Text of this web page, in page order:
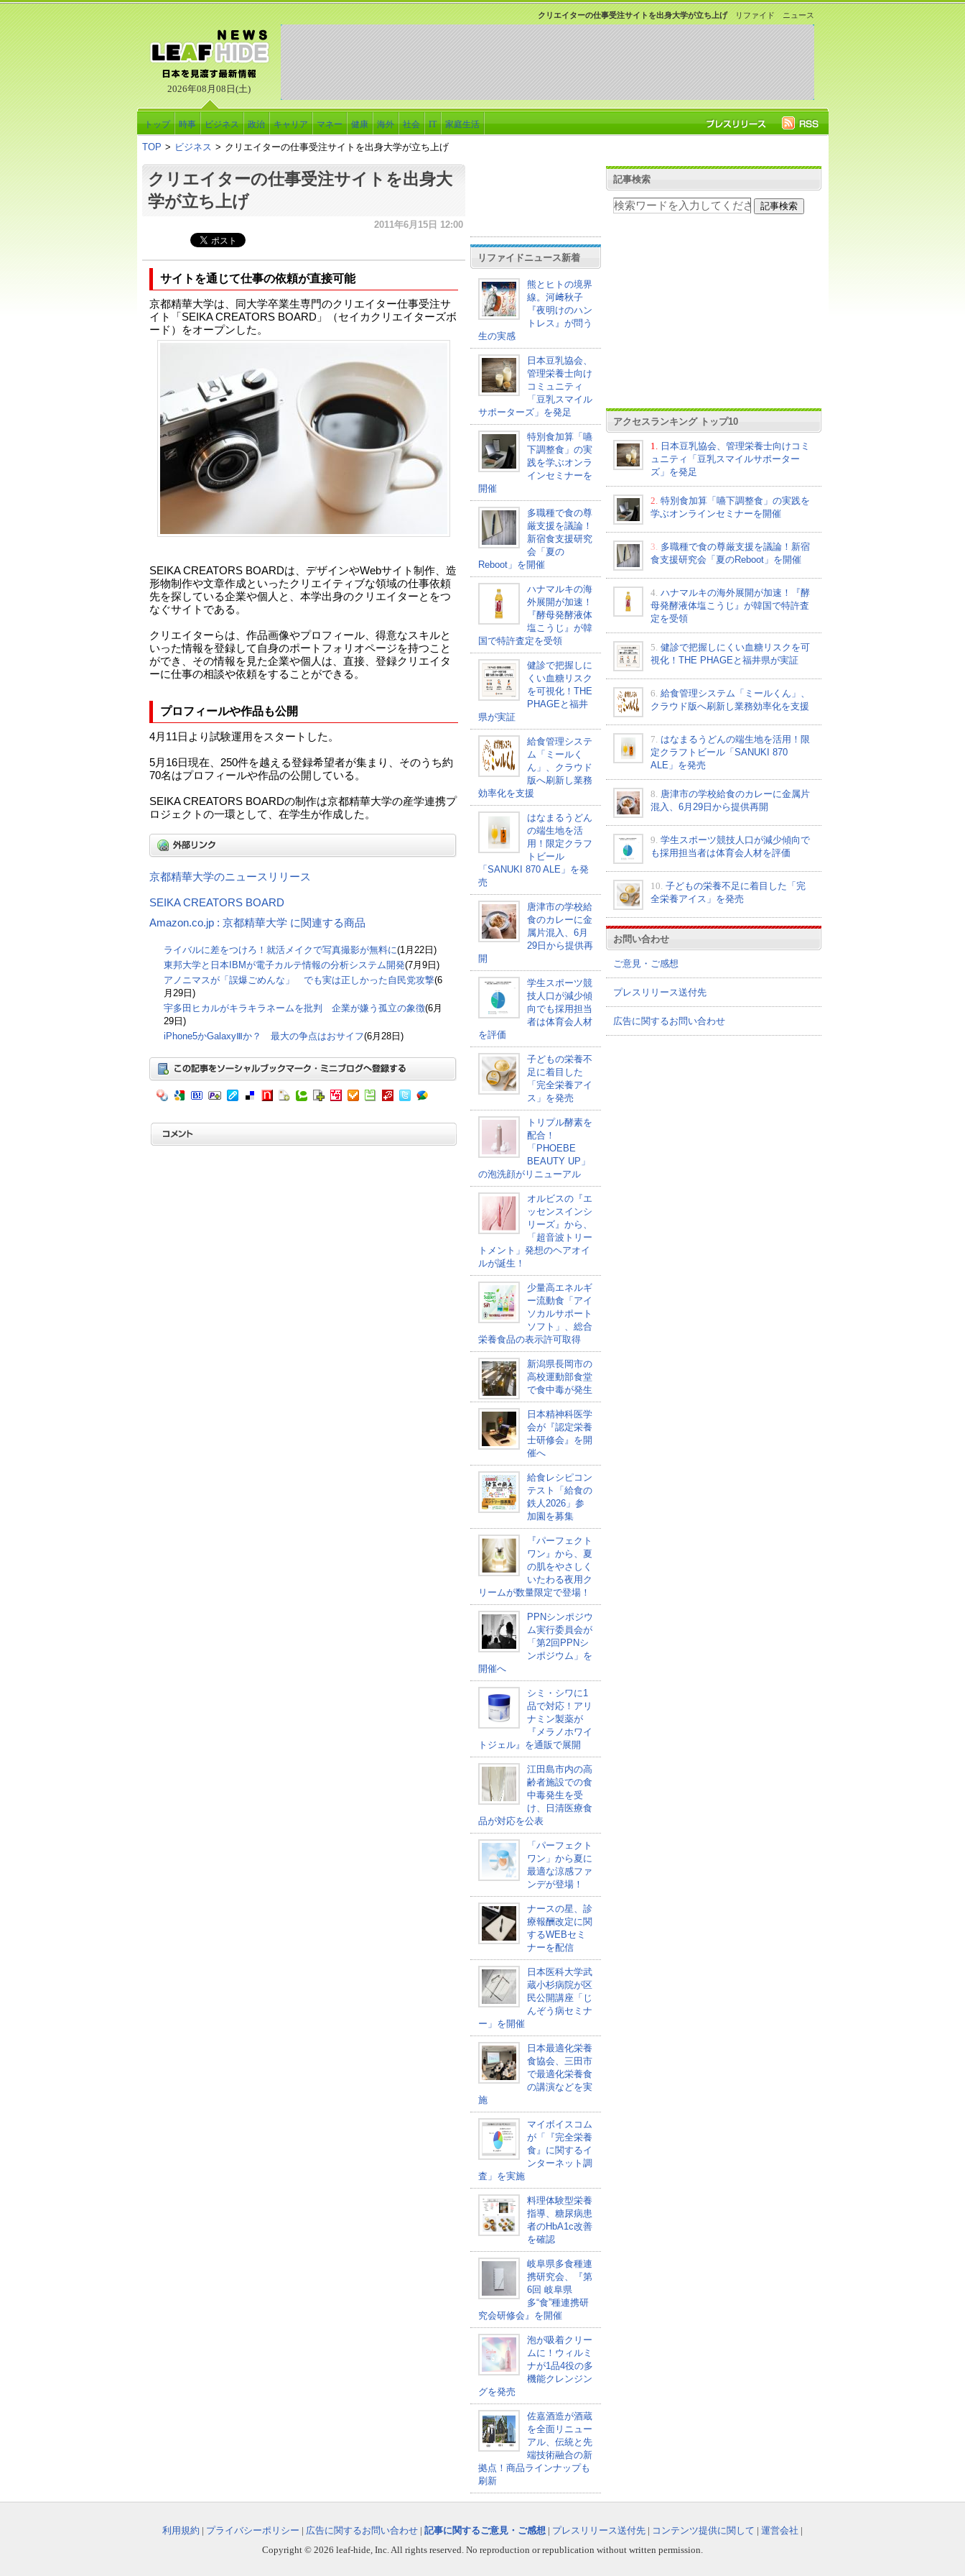
2026年08月08日(土)
リファイド ニュース
クリエイターの仕事受注サイトを出身大学が立ち上げ
トップ 時事 ビジネス 政治 キャリア マネー 健康 海外 社会 IT 家庭生活
TOP > ビジネス > クリエイターの仕事受注サイトを出身大学が立ち上げ
クリエイターの仕事受注サイトを出身大
学が立ち上げ
2011年6月15日 12:00
サイトを通じて仕事の依頼が直接可能
京都精華大学は、同大学卒業生専門のクリエイター仕事受注サ
イト「SEIKA CREATORS BOARD」（セイカクリエイターズボ
ード）をオープンした。
SEIKA CREATORS BOARDは、デザインやWebサイト制作、造
形物制作や文章作成といったクリエイティブな領域の仕事依頼
先を探している企業や個人と、本学出身のクリエイターとをつ
なぐサイトである。
クリエイターらは、作品画像やプロフィール、得意なスキルと
いった情報を登録して自身のポートフォリオページを持つこと
ができ、その情報を見た企業や個人は、直接、登録クリエイタ
ーに仕事の相談や依頼をすることができる。
プロフィールや作品も公開
4月11日より試験運用をスタートした。
5月16日現在、250件を越える登録希望者が集まり、そのうち約
70名はプロフィールや作品の公開している。
SEIKA CREATORS BOARDの制作は京都精華大学の産学連携プ
ロジェクトの一環として、在学生が作成した。
京都精華大学のニュースリリース
SEIKA CREATORS BOARD
Amazon.co.jp : 京都精華大学 に関連する商品
ライバルに差をつけろ！就活メイクで写真撮影が無料に(1月22日)
東邦大学と日本IBMが電子カルテ情報の分析システム開発(7月9日)
アノニマスが「誤爆ごめんな」 でも実は正しかった自民党攻撃(6
月29日)
宇多田ヒカルがキラキラネームを批判 企業が嫌う孤立の象徴(6月
29日)
iPhone5かGalaxyⅢか？ 最大の争点はおサイフ(6月28日)
リファイドニュース新着
熊とヒトの境界
線。河﨑秋子
『夜明けのハン
トレス』が問う
生の実感
日本豆乳協会、
管理栄養士向け
コミュニティ
「豆乳スマイル
サポーターズ」を発足
特別食加算「嚥
下調整食」の実
践を学ぶオンラ
インセミナーを
開催
多職種で食の尊
厳支援を議論！
新宿食支援研究
会「夏の
Reboot」を開催
ハナマルキの海
外展開が加速！
『酵母発酵液体
塩こうじ』が韓
国で特許査定を受領
健診で把握しに
くい血糖リスク
を可視化！THE
PHAGEと福井
県が実証
給食管理システ
ム「ミールく
ん」、クラウド
版へ刷新し業務
効率化を支援
はなまるうどん
の端生地を活
用！限定クラフ
トビール
「SANUKI 870 ALE」を発
売
唐津市の学校給
食のカレーに金
属片混入、6月
29日から提供再
開
学生スポーツ競
技人口が減少傾
向でも採用担当
者は体育会人材
を評価
子どもの栄養不
足に着目した
「完全栄養アイ
ス」を発売
トリプル酵素を
配合！
「PHOEBE
BEAUTY UP」
の泡洗顔がリニューアル
オルビスの『エ
ッセンスインシ
リーズ』から、
「超音波トリー
トメント」発想のヘアオイ
ルが誕生！
少量高エネルギ
ー流動食「アイ
ソカルサポート
ソフト」、総合
栄養食品の表示許可取得
新潟県長岡市の
高校運動部食堂
で食中毒が発生
日本精神科医学
会が『認定栄養
士研修会』を開
催へ
給食レシピコン
テスト「給食の
鉄人2026」参
加園を募集
『パーフェクト
ワン』から、夏
の肌をやさしく
いたわる夜用ク
リームが数量限定で登場！
PPNシンポジウ
ム実行委員会が
「第2回PPNシ
ンポジウム」を
開催へ
シミ・シワに1
品で対応！アリ
ナミン製薬が
『メラノホワイ
トジェル』を通販で展開
江田島市内の高
齢者施設での食
中毒発生を受
け、日清医療食
品が対応を公表
「パーフェクト
ワン」から夏に
最適な涼感ファ
ンデが登場！
ナースの星、診
療報酬改定に関
するWEBセミ
ナーを配信
日本医科大学武
蔵小杉病院が区
民公開講座「じ
んぞう病セミナ
ー」を開催
日本最適化栄養
食協会、三田市
で最適化栄養食
の講演などを実
施
マイボイスコム
が「『完全栄養
食』に関するイ
ンターネット調
査」を実施
料理体験型栄養
指導、糖尿病患
者のHbA1c改善
を確認
岐阜県多食種連
携研究会、『第
6回 岐阜県
多“食”種連携研
究会研修会』を開催
泡が吸着クリー
ムに！ウィルミ
ナが1品4役の多
機能クレンジン
グを発売
佐嘉酒造が酒蔵
を全面リニュー
アル、伝統と先
端技術融合の新
拠点！商品ラインナップも
刷新
記事検索
アクセスランキング トップ10
1.
日本豆乳協会、管理栄養士向けコミ
ュニティ「豆乳スマイルサポーター
ズ」を発足
2. 特別食加算「嚥下調整食」の実践を
学ぶオンラインセミナーを開催
3. 多職種で食の尊厳支援を議論！新宿
食支援研究会「夏のReboot」を開催
4. ハナマルキの海外展開が加速！『酵
母発酵液体塩こうじ』が韓国で特許査
定を受領
5. 健診で把握しにくい血糖リスクを可
視化！THE PHAGEと福井県が実証
6. 給食管理システム「ミールくん」、
クラウド版へ刷新し業務効率化を支援
7. はなまるうどんの端生地を活用！限
定クラフトビール「SANUKI 870
ALE」を発売
8. 唐津市の学校給食のカレーに金属片
混入、6月29日から提供再開
9. 学生スポーツ競技人口が減少傾向で
も採用担当者は体育会人材を評価
10. 子どもの栄養不足に着目した「完
全栄養アイス」を発売
お問い合わせ
ご意見・ご感想
プレスリリース送付先
広告に関するお問い合わせ
利用規約 | プライバシーポリシー | 広告に関するお問い合わせ | 記事に関するご意見・ご感想 | プレスリリース送付先 | コンテンツ提供に関して | 運営会社 |
Copyright © 2026 leaf-hide, Inc. All rights reserved. No reproduction or republication without written permission.